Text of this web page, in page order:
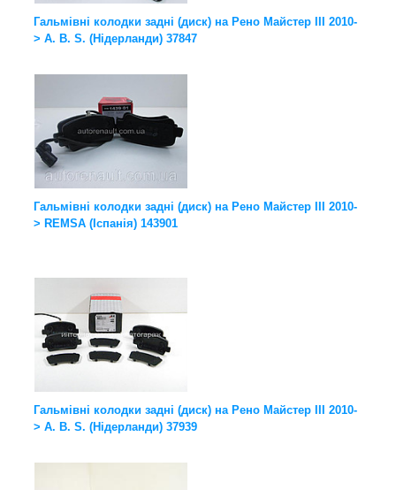
Гальмівні колодки задні (диск) на Рено Майстер III 2010-
> A. B. S. (Нідерланди) 37847
Гальмівні колодки задні (диск) на Рено Майстер III 2010-
> REMSA (Іспанія) 143901
Гальмівні колодки задні (диск) на Рено Майстер III 2010-
> A. B. S. (Нідерланди) 37939